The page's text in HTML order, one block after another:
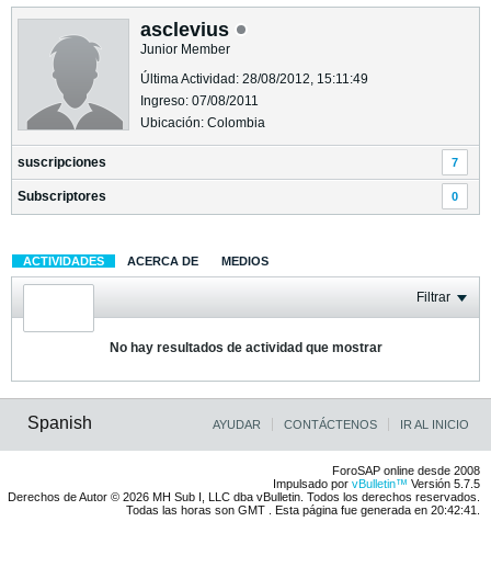
asclevius
Junior Member
Última Actividad: 28/08/2012, 15:11:49
Ingreso: 07/08/2011
Ubicación: Colombia
suscripciones 7
Subscriptores 0
ACTIVIDADES ACERCA DE MEDIOS
Filtrar
No hay resultados de actividad que mostrar
Spanish AYUDAR CONTÁCTENOS IR AL INICIO
ForoSAP online desde 2008
Impulsado por vBulletin™ Versión 5.7.5
Derechos de Autor © 2026 MH Sub I, LLC dba vBulletin. Todos los derechos reservados.
Todas las horas son GMT . Esta página fue generada en 20:42:41.